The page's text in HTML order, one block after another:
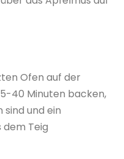
Ofen auf der
40 Minuten backen,
sind und ein
Teig